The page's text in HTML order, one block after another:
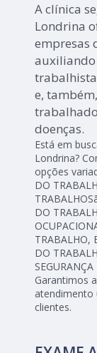
A clínica
Londrina
empresas
e,
doenças.
Está em
Londrina?
opções
DO
DO
TRABALHO,
DO
Garantimos
atendimento
clientes.